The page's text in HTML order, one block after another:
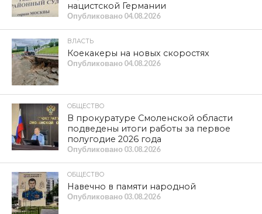
нацистской Германии
Опубликовано 04.08.2026
ВЛАСТЬ
Коекакеры на новых скоростях
Опубликовано 04.08.2026
ОБЩЕСТВО
В прокуратуре Смоленской области
подведены итоги работы за первое
полугодие 2026 года
Опубликовано 03.08.2026
ОБЩЕСТВО
Навечно в памяти народной
Опубликовано 03.08.2026